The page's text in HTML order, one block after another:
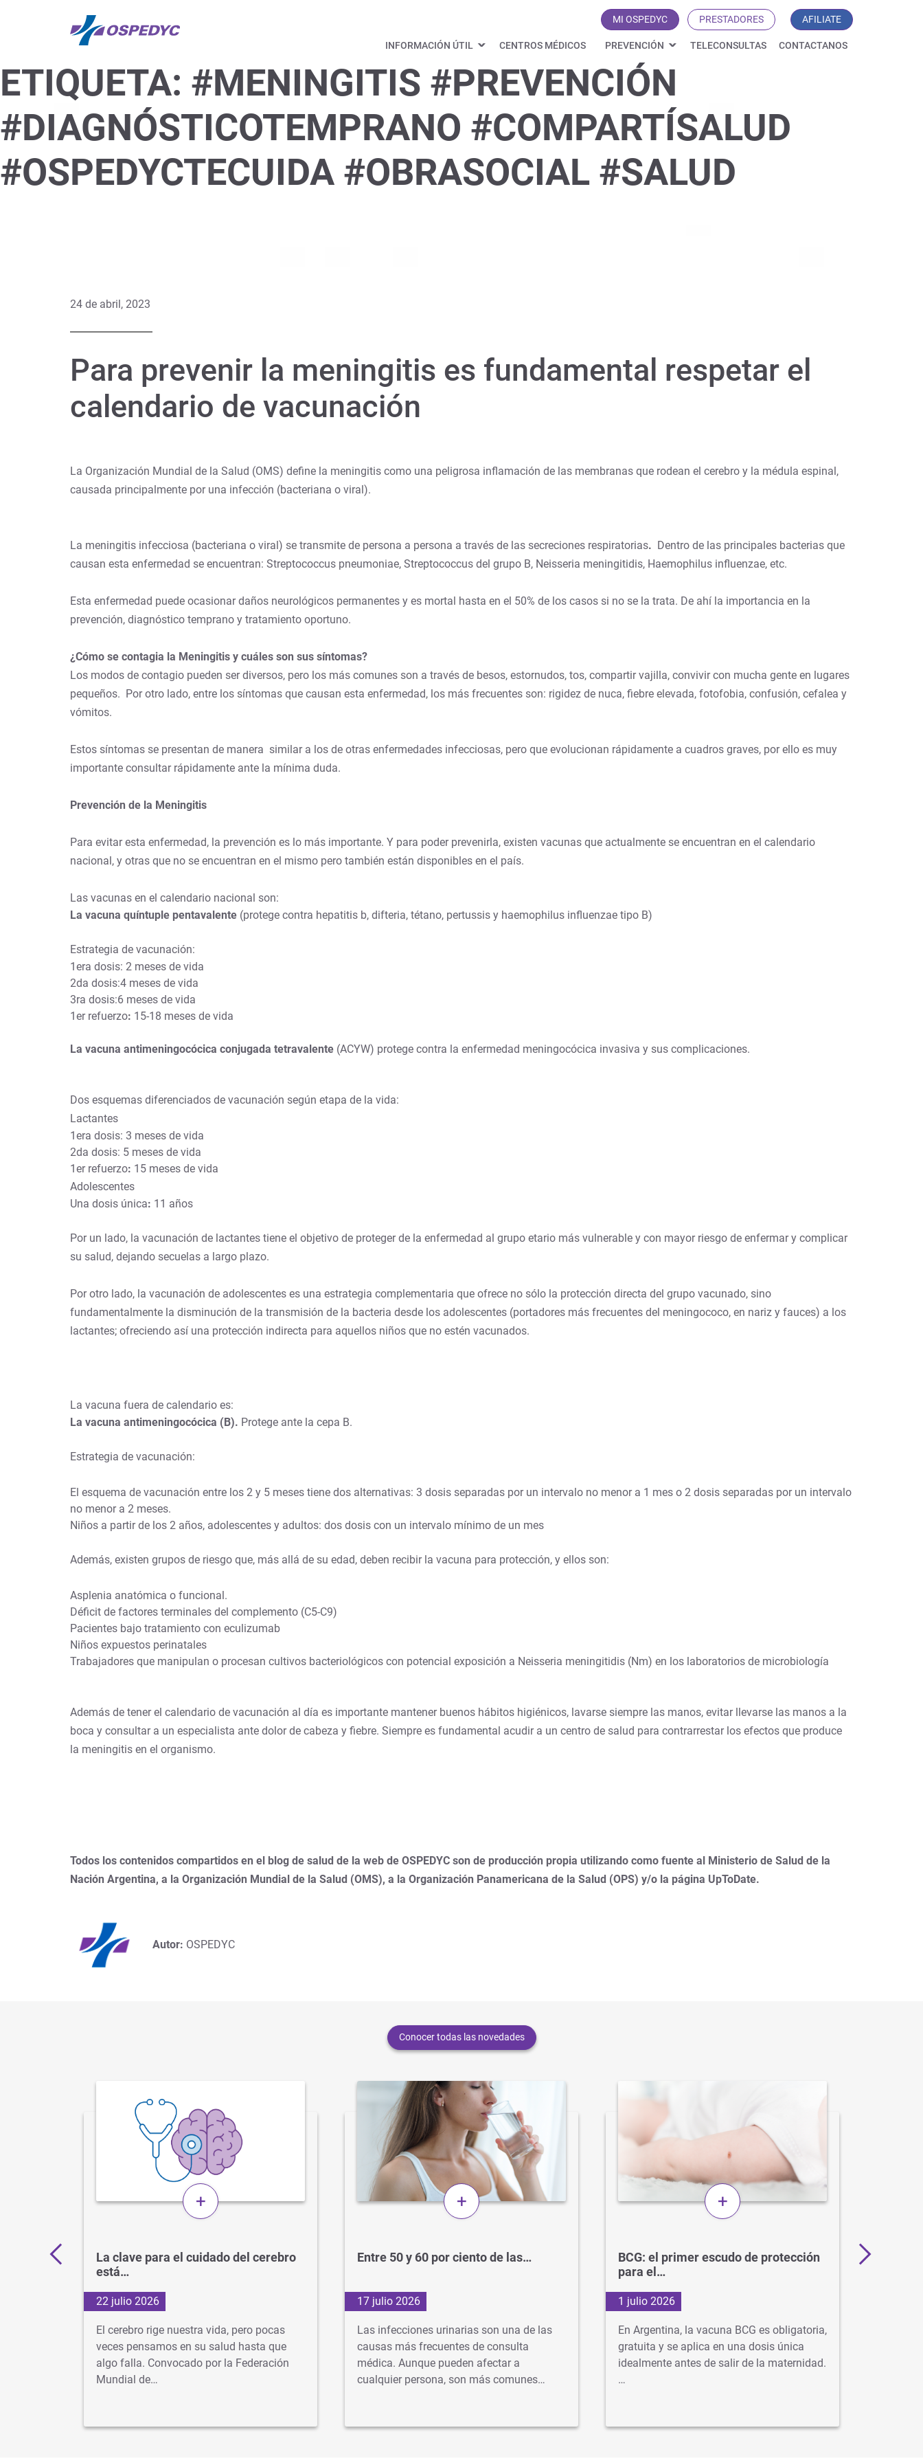
MI OSPEDYC PRESTADORES AFILIATE
INFORMACIÓN ÚTIL CENTROS MÉDICOS PREVENCIÓN TELECONSULTAS CONTACTANOS
ETIQUETA: #MENINGITIS #PREVENCIÓN
#DIAGNÓSTICOTEMPRANO #COMPARTÍSALUD
#OSPEDYCTECUIDA #OBRASOCIAL #SALUD
24 de abril, 2023
Para prevenir la meningitis es fundamental respetar el
calendario de vacunación
La Organización Mundial de la Salud (OMS) define la meningitis como una peligrosa inflamación de las membranas que rodean el cerebro y la médula espinal,
causada principalmente por una infección (bacteriana o viral).
La meningitis infecciosa (bacteriana o viral) se transmite de persona a persona a través de las secreciones respiratorias. Dentro de las principales bacterias que
causan esta enfermedad se encuentran: Streptococcus pneumoniae, Streptococcus del grupo B, Neisseria meningitidis, Haemophilus influenzae, etc.
Esta enfermedad puede ocasionar daños neurológicos permanentes y es mortal hasta en el 50% de los casos si no se la trata. De ahí la importancia en la
prevención, diagnóstico temprano y tratamiento oportuno.
¿Cómo se contagia la Meningitis y cuáles son sus síntomas?
Los modos de contagio pueden ser diversos, pero los más comunes son a través de besos, estornudos, tos, compartir vajilla, convivir con mucha gente en lugares
pequeños. Por otro lado, entre los síntomas que causan esta enfermedad, los más frecuentes son: rigidez de nuca, fiebre elevada, fotofobia, confusión, cefalea y
vómitos.
Estos síntomas se presentan de manera similar a los de otras enfermedades infecciosas, pero que evolucionan rápidamente a cuadros graves, por ello es muy
importante consultar rápidamente ante la mínima duda.
Prevención de la Meningitis
Para evitar esta enfermedad, la prevención es lo más importante. Y para poder prevenirla, existen vacunas que actualmente se encuentran en el calendario
nacional, y otras que no se encuentran en el mismo pero también están disponibles en el país.
Las vacunas en el calendario nacional son:
La vacuna quíntuple pentavalente (protege contra hepatitis b, difteria, tétano, pertussis y haemophilus influenzae tipo B)
Estrategia de vacunación:
1era dosis: 2 meses de vida
2da dosis:4 meses de vida
3ra dosis:6 meses de vida
1er refuerzo: 15-18 meses de vida
La vacuna antimeningocócica conjugada tetravalente (ACYW) protege contra la enfermedad meningocócica invasiva y sus complicaciones.
Dos esquemas diferenciados de vacunación según etapa de la vida:
Lactantes
1era dosis: 3 meses de vida
2da dosis: 5 meses de vida
1er refuerzo: 15 meses de vida
Adolescentes
Una dosis única: 11 años
Por un lado, la vacunación de lactantes tiene el objetivo de proteger de la enfermedad al grupo etario más vulnerable y con mayor riesgo de enfermar y complicar
su salud, dejando secuelas a largo plazo.
Por otro lado, la vacunación de adolescentes es una estrategia complementaria que ofrece no sólo la protección directa del grupo vacunado, sino
fundamentalmente la disminución de la transmisión de la bacteria desde los adolescentes (portadores más frecuentes del meningococo, en nariz y fauces) a los
lactantes; ofreciendo así una protección indirecta para aquellos niños que no estén vacunados.
La vacuna fuera de calendario es:
La vacuna antimeningocócica (B). Protege ante la cepa B.
Estrategia de vacunación:
El esquema de vacunación entre los 2 y 5 meses tiene dos alternativas: 3 dosis separadas por un intervalo no menor a 1 mes o 2 dosis separadas por un intervalo
no menor a 2 meses.
Niños a partir de los 2 años, adolescentes y adultos: dos dosis con un intervalo mínimo de un mes
Además, existen grupos de riesgo que, más allá de su edad, deben recibir la vacuna para protección, y ellos son:
Asplenia anatómica o funcional.
Déficit de factores terminales del complemento (C5-C9)
Pacientes bajo tratamiento con eculizumab
Niños expuestos perinatales
Trabajadores que manipulan o procesan cultivos bacteriológicos con potencial exposición a Neisseria meningitidis (Nm) en los laboratorios de microbiología
Además de tener el calendario de vacunación al día es importante mantener buenos hábitos higiénicos, lavarse siempre las manos, evitar llevarse las manos a la
boca y consultar a un especialista ante dolor de cabeza y fiebre. Siempre es fundamental acudir a un centro de salud para contrarrestar los efectos que produce
la meningitis en el organismo.
Todos los contenidos compartidos en el blog de salud de la web de OSPEDYC son de producción propia utilizando como fuente al Ministerio de Salud de la
Nación Argentina, a la Organización Mundial de la Salud (OMS), a la Organización Panamericana de la Salud (OPS) y/o la página UpToDate.
Autor: OSPEDYC
Conocer todas las novedades
+
La clave para el cuidado del cerebro
está…
22 julio 2026
El cerebro rige nuestra vida, pero pocas
veces pensamos en su salud hasta que
algo falla. Convocado por la Federación
Mundial de…
+
Entre 50 y 60 por ciento de las…
17 julio 2026
Las infecciones urinarias son una de las
causas más frecuentes de consulta
médica. Aunque pueden afectar a
cualquier persona, son más comunes…
+
BCG: el primer escudo de protección
para el…
1 julio 2026
En Argentina, la vacuna BCG es obligatoria,
gratuita y se aplica en una dosis única
idealmente antes de salir de la maternidad.
…